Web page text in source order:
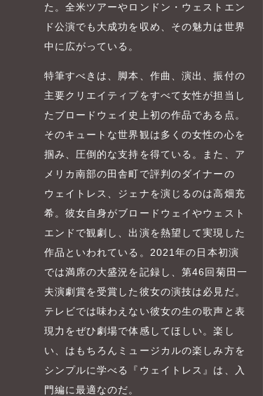
た。全米ツアーやロンドン・ウェストエン
ド公演でも大成功を収め、その魅力は世界
中に広がっている。
特筆すべきは、脚本、作曲、演出、振付の
主要クリエイティブをすべて女性が担当し
たブロードウェイ史上初の作品である点。
そのキュートな世界観は多くの女性の心を
掴み、圧倒的な支持を得ている。また、ア
メリカ南部の田舎町で評判のダイナーの
ウェイトレス、ジェナを演じるのは高畑充
希。彼女自身がブロードウェイやウェスト
エンドで観劇し、出演を熱望して実現した
作品といわれている。2021年の日本初演
では満席の大盛況を記録し、第46回菊田一
夫演劇賞を受賞した彼女の演技は必見だ。
テレビでは味わえない彼女の生の歌声と表
現力をぜひ劇場で体感してほしい。楽し
い、はもちろんミュージカルの楽しみ方を
シンプルに学べる『ウェイトレス』は、入
門編に最適なのだ。